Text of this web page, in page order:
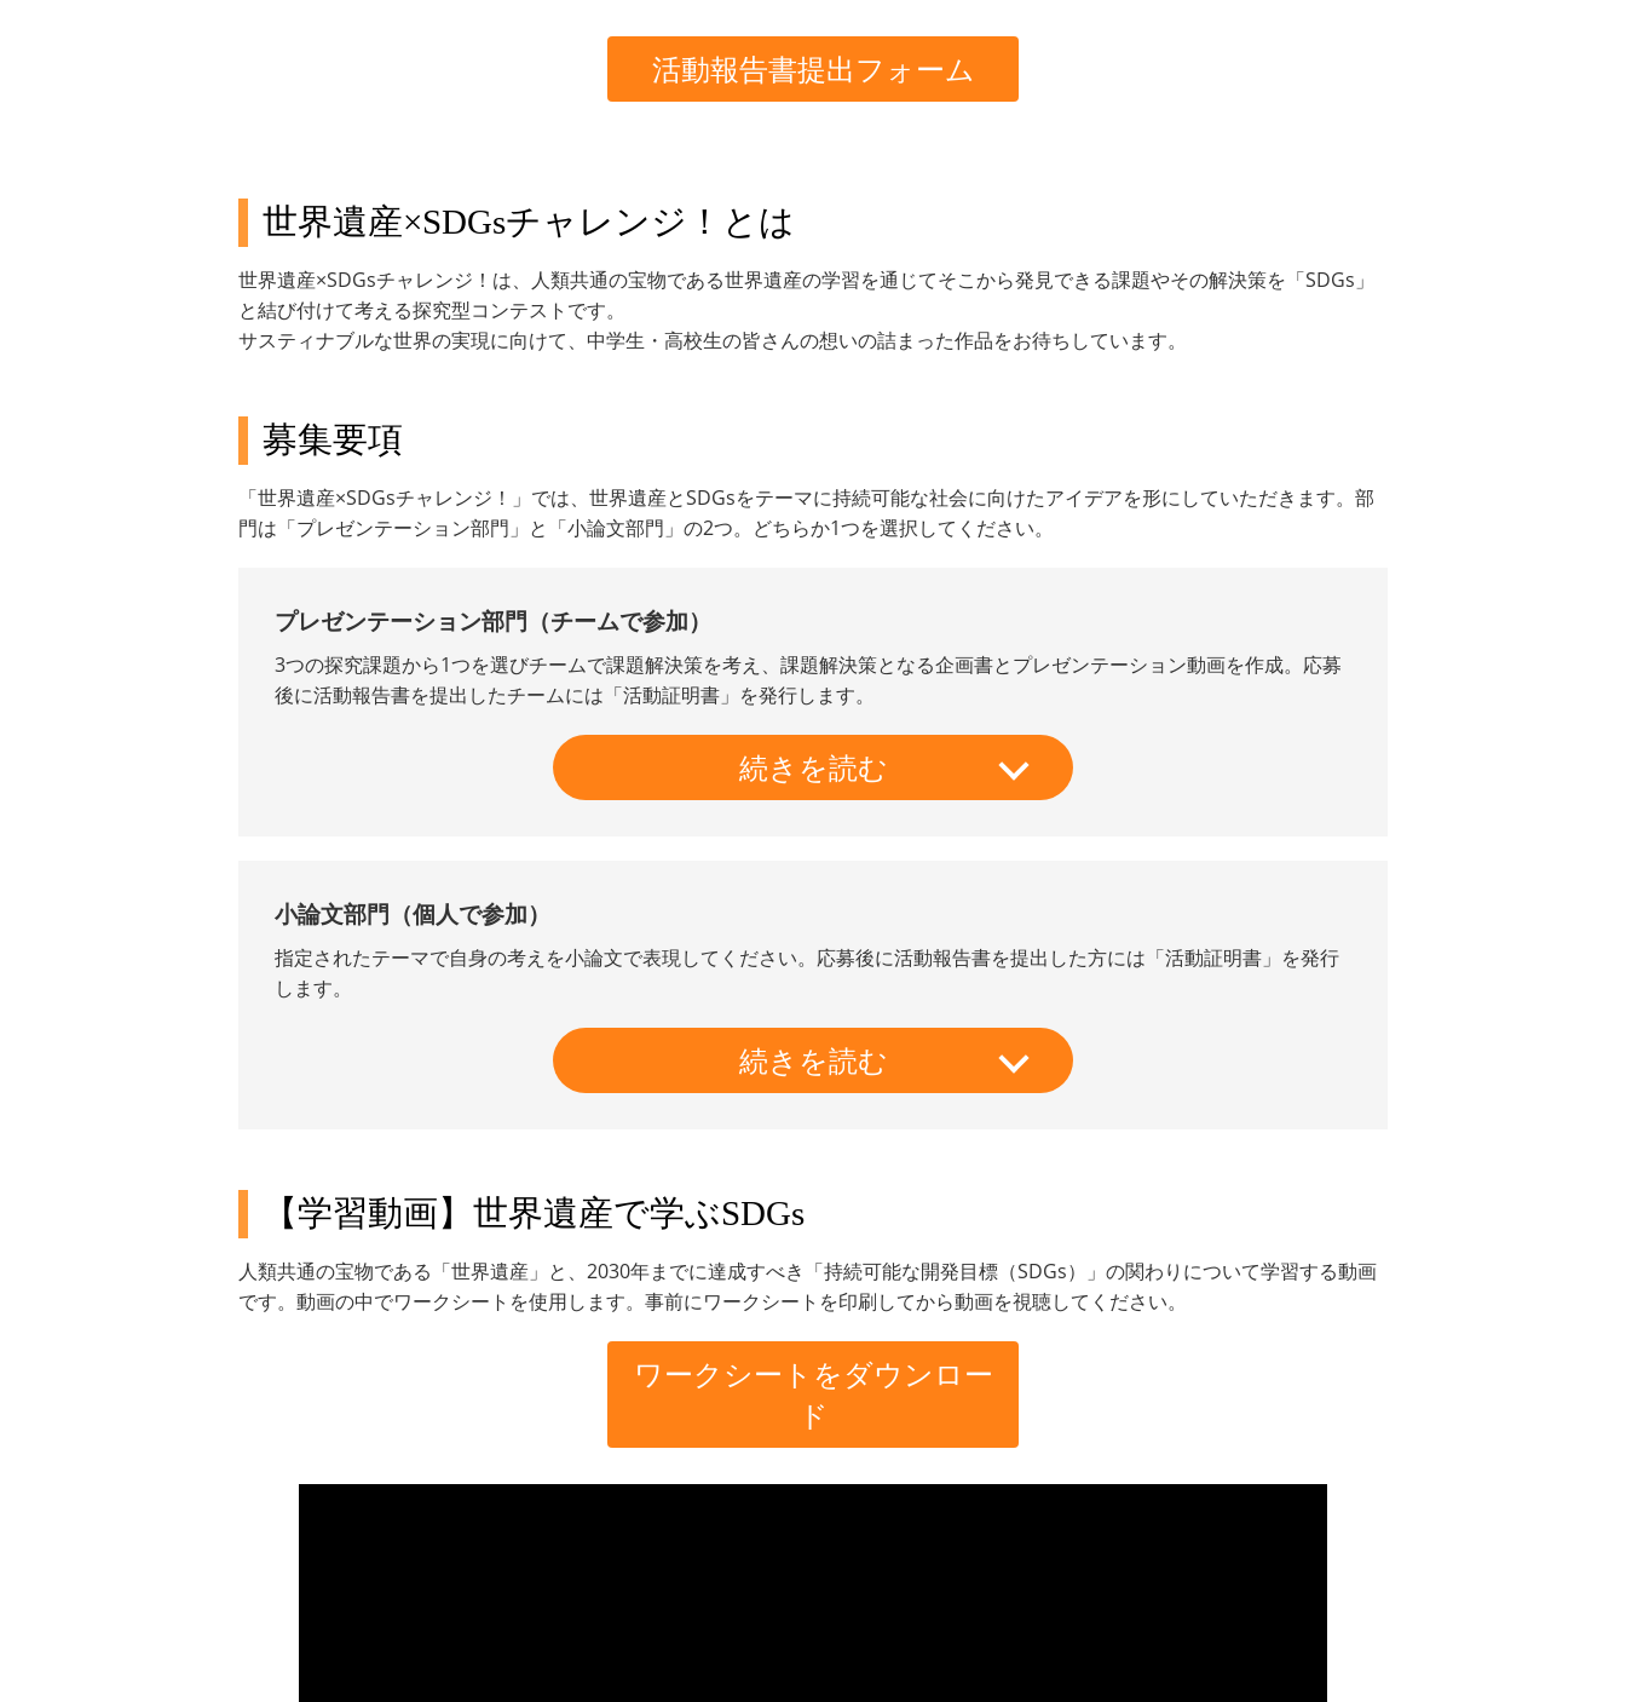
活動報告書提出フォーム
世界遺産×SDGsチャレンジ！とは
世界遺産×SDGsチャレンジ！は、人類共通の宝物である世界遺産の学習を通じてそこから発見できる課題やその解決策を「SDGs」
と結び付けて考える探究型コンテストです。
サスティナブルな世界の実現に向けて、中学生・高校生の皆さんの想いの詰まった作品をお待ちしています。
募集要項
「世界遺産×SDGsチャレンジ！」では、世界遺産とSDGsをテーマに持続可能な社会に向けたアイデアを形にしていただきます。部
門は「プレゼンテーション部門」と「小論文部門」の2つ。どちらか1つを選択してください。
プレゼンテーション部門（チームで参加）
3つの探究課題から1つを選びチームで課題解決策を考え、課題解決策となる企画書とプレゼンテーション動画を作成。応募
後に活動報告書を提出したチームには「活動証明書」を発行します。
続きを読む
小論文部門（個人で参加）
指定されたテーマで自身の考えを小論文で表現してください。応募後に活動報告書を提出した方には「活動証明書」を発行
します。
続きを読む
【学習動画】世界遺産で学ぶSDGs
人類共通の宝物である「世界遺産」と、2030年までに達成すべき「持続可能な開発目標（SDGs）」の関わりについて学習する動画
です。動画の中でワークシートを使用します。事前にワークシートを印刷してから動画を視聴してください。
ワークシートをダウンロー
ド